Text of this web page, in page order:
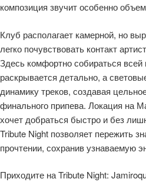
композиция звучит особенно
Клуб располагает камерной, но
легко почувствовать контакт
Здесь комфортно собираться всей
раскрывается детально, а
динамику треков, создавая
финального припева. Локация на
хочет добраться быстро и без
Tribute Night позволяет пережить
прочтении, сохранив узнаваемую
Приходите на Tribute Night: